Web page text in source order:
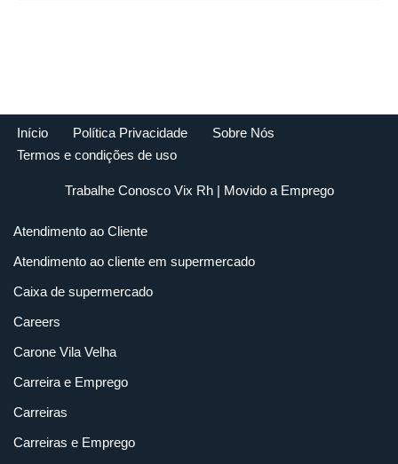
Início Política Privacidade
Sobre Nós
Termos e condições de uso
Trabalhe Conosco Vix Rh| Movido a Emprego
Atendimento ao Cliente
Atendimento ao cliente em supermercado
Caixa de supermercado
Careers
Carone Vila Velha
Carreira e Emprego
Carreiras
Carreiras e Emprego